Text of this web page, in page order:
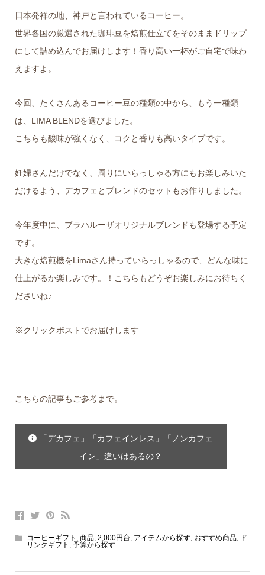
日本発祥の地、神戸と言われているコーヒー。
世界各国の厳選された珈琲豆を焙煎仕立てをそのままドリップ
にして詰め込んでお届けします！香り高い一杯がご自宅で味わ
えますよ。
今回、たくさんあるコーヒー豆の種類の中から、もう一種類
は、LIMA BLENDを選びました。
こちらも酸味が強くなく、コクと香りも高いタイプです。
妊婦さんだけでなく、周りにいらっしゃる方にもお楽しみいた
だけるよう、デカフェとブレンドのセットもお作りしました。
今年度中に、プラハルーザオリジナルブレンドも登場する予定
です。
大きな焙煎機をLimaさん持っていらっしゃるので、どんな味に
仕上がるか楽しみです。！こちらもどうぞお楽しみにお待ちく
ださいね♪
※クリックポストでお届けします
こちらの記事もご参考まで。
「デカフェ」「カフェインレス」「ノンカフェ
イン」違いはあるの？
コーヒーギフト 商品, 2,000円台 アイテムから探す, おすすめ商品,
ド
リンクギフト
予算から探す